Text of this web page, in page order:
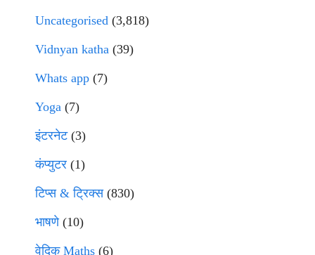
Uncategorised (3,818)
Vidnyan katha (39)
Whats app (7)
Yoga (7)
इंटरनेट(3)
कंप्युटर (1)
टिप्स & ट्रिक्स(830)
भाषणे(10)
वेदिक Maths (6)